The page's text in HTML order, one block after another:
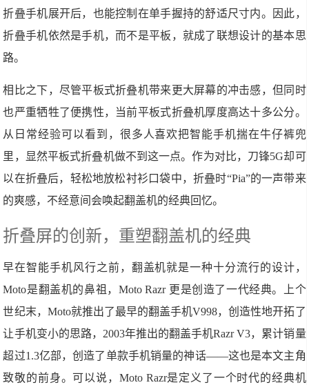
折叠手机展开后，也能控制在单手握持的舒适尺寸内。因此，
折叠手机依然是手机，而不是平板，就成了联想设计的基本思
路。
相比之下，尽管平板式折叠机带来更大屏幕的冲击感，但同时
也严重牺牲了便携性，当前平板式折叠机厚度高达十多公分。
从日常经验可以看到，很多人喜欢把智能手机揣在牛仔裤兜
里，显然平板式折叠机做不到这一点。作为对比，刀锋5G却可
以在折叠后，轻松地放松衬衫口袋中，折叠时“Pia”的一声带来
的爽感，不经意间会唤起翻盖机的经典回忆。
折叠屏的创新，重塑翻盖机的经典
早在智能手机风行之前，翻盖机就是一种十分流行的设计，
Moto是翻盖机的鼻祖，Moto Razr 更是创造了一代经典。上个
世纪末，Moto就推出了最早的翻盖手机V998，创造性地开拓了
让手机变小的思路，2003年推出的翻盖手机Razr V3，累计销量
超过1.3亿部，创造了单款手机销量的神话——这也是本文主角
致敬的前身。可以说，Moto Razr是定义了一个时代的经典机